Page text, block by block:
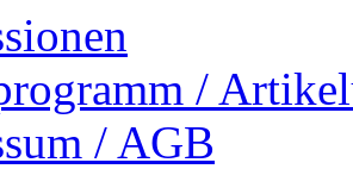
/
/ AGB